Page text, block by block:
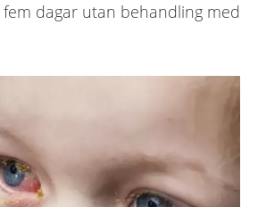
dagar utan behandling med